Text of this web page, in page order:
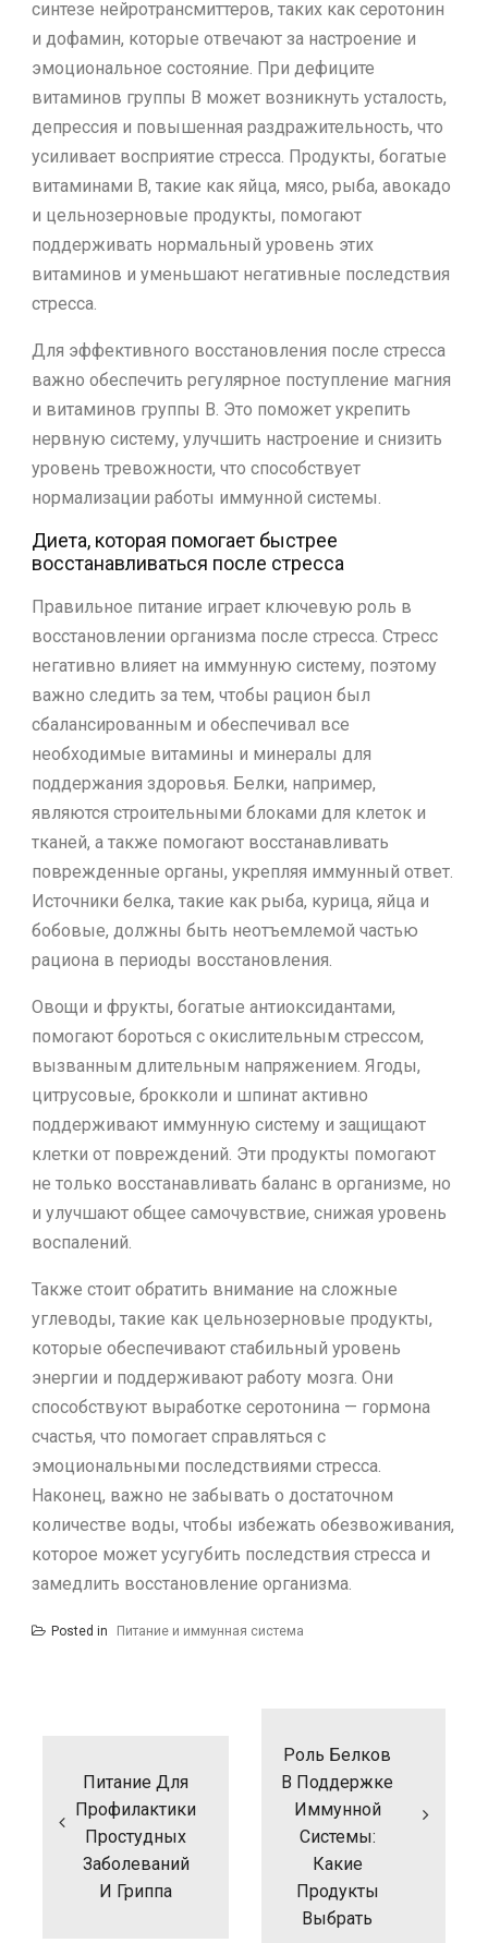
синтезе нейротрансмиттеров, таких как серотонин
и дофамин, которые отвечают за настроение и
эмоциональное состояние. При дефиците
витаминов группы B может возникнуть усталость,
депрессия и повышенная раздражительность, что
усиливает восприятие стресса. Продукты, богатые
витаминами B, такие как яйца, мясо, рыба, авокадо
и цельнозерновые продукты, помогают
поддерживать нормальный уровень этих
витаминов и уменьшают негативные последствия
стресса.
Для эффективного восстановления после стресса
важно обеспечить регулярное поступление магния
и витаминов группы B. Это поможет укрепить
нервную систему, улучшить настроение и снизить
уровень тревожности, что способствует
нормализации работы иммунной системы.
Диета, которая помогает быстрее
восстанавливаться после стресса
Правильное питание играет ключевую роль в
восстановлении организма после стресса. Стресс
негативно влияет на иммунную систему, поэтому
важно следить за тем, чтобы рацион был
сбалансированным и обеспечивал все
необходимые витамины и минералы для
поддержания здоровья. Белки, например,
являются строительными блоками для клеток и
тканей, а также помогают восстанавливать
поврежденные органы, укрепляя иммунный ответ.
Источники белка, такие как рыба, курица, яйца и
бобовые, должны быть неотъемлемой частью
рациона в периоды восстановления.
Овощи и фрукты, богатые антиоксидантами,
помогают бороться с окислительным стрессом,
вызванным длительным напряжением. Ягоды,
цитрусовые, брокколи и шпинат активно
поддерживают иммунную систему и защищают
клетки от повреждений. Эти продукты помогают
не только восстанавливать баланс в организме, но
и улучшают общее самочувствие, снижая уровень
воспалений.
Также стоит обратить внимание на сложные
углеводы, такие как цельнозерновые продукты,
которые обеспечивают стабильный уровень
энергии и поддерживают работу мозга. Они
способствуют выработке серотонина — гормона
счастья, что помогает справляться с
эмоциональными последствиями стресса.
Наконец, важно не забывать о достаточном
количестве воды, чтобы избежать обезвоживания,
которое может усугубить последствия стресса и
замедлить восстановление организма.
Posted in Питание и иммунная система
Питание Для
Профилактики
Простудных
Заболеваний
И Гриппа
Роль Белков
В Поддержке
Иммунной
Системы:
Какие
Продукты
Выбрать